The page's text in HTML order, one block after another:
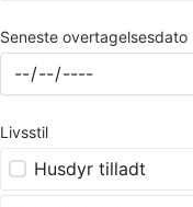
Seneste overtagelsesdato
Livsstil
Husdyr tilladt